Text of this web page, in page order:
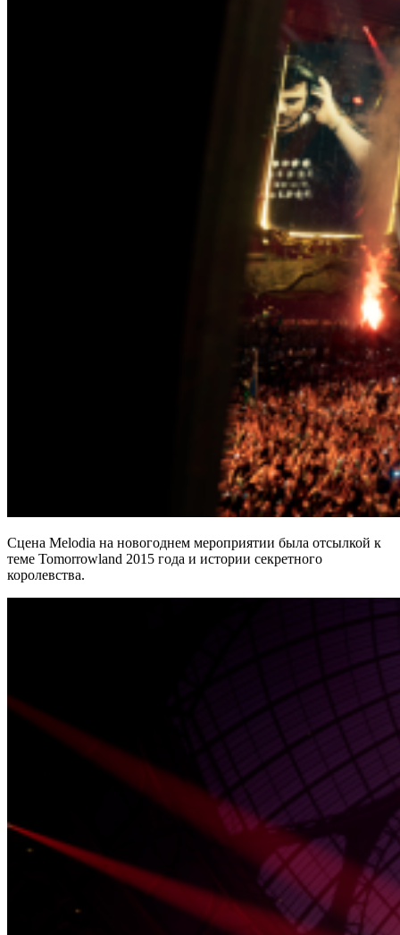
Сцена Melodia на новогоднем мероприятии была отсылкой к
теме Tomorrowland 2015 года и истории секретного
королевства.